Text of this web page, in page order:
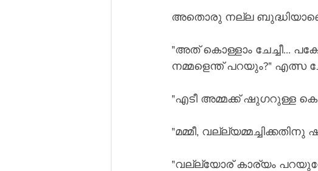
അതൊരു നല്ല
"അത് കൊള്ളാം ചേച്ചീ...
നമ്മളെന്ത് പറയും?" എത്സ
"എടീ അമ്മക്ക് ഷുഗറുള്ള
"മമ്മീ,
"വല്ല്യോര് കാര്യം